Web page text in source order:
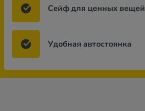
Сейф для ценных вещей
Удобная автостоянка